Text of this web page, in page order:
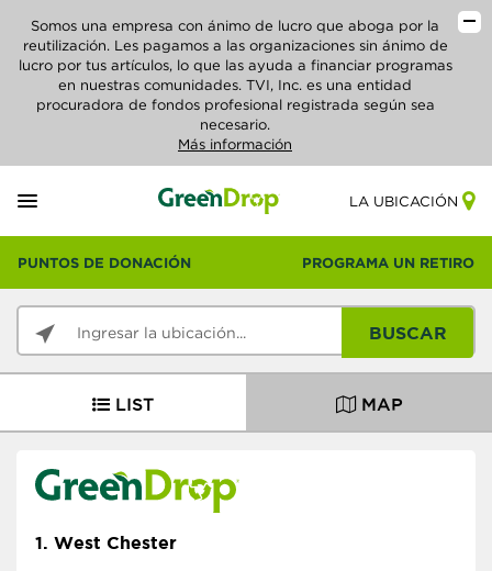
Somos una empresa con ánimo de lucro que aboga por la
reutilización. Les pagamos a las organizaciones sin ánimo de
lucro por tus artículos, lo que las ayuda a financiar programas
en nuestras comunidades. TVI, Inc. es una entidad
procuradora de fondos profesional registrada según sea
necesario.
Más información
LA UBICACIÓN
PUNTOS DE DONACIÓN PROGRAMA UN RETIRO
BUSCAR
LIST MAP
1. West Chester